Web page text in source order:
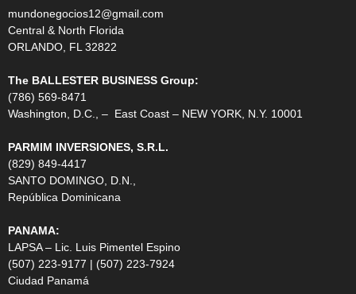
mundonegocios12@gmail.com
Central & North Florida
ORLANDO, FL 32822
The BALLESTER BUSINESS Group:
(786) 569-8471
Washington, D.C., – East Coast – NEW YORK, N.Y. 10001
PARMIM INVERSIONES, S.R.L.
(829) 849-4417
SANTO DOMINGO, D.N.,
República Dominicana
PANAMA:
LAPSA – Lic. Luis Pimentel Espino
(507) 223-9177 | (507) 223-7924
Ciudad Panamá